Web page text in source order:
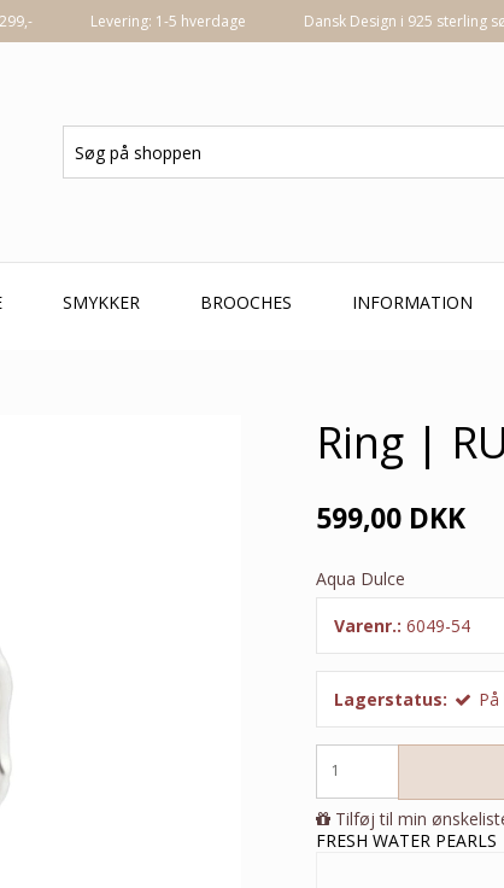
Levering: 1-5 hverdage Dansk Design i 925 sterling
SMYKKER BROOCHES INFORMATION
Ring |
599,00 DKK
Aqua Dulce
Varenr.: 6049-54
Lagerstatus:
Tilføj til min
FRESH WATER PEARLS